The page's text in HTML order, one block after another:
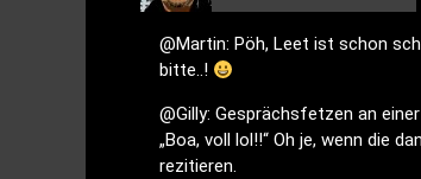
@Martin: Pöh, Leet ist schon
bitte..!
@Gilly: Gesprächsfetzen an
„Boa, voll lol!!“ Oh je, wenn die
rezitieren.